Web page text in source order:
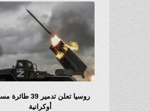
روسيا تعلن تدمير 39
أوكرانية